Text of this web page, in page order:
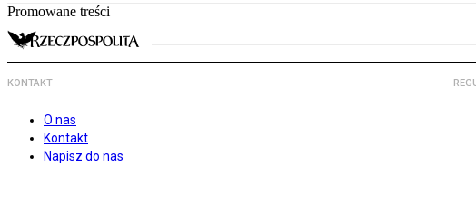
Promowane treści
KONTAKT
O nas
Kontakt
Napisz do nas